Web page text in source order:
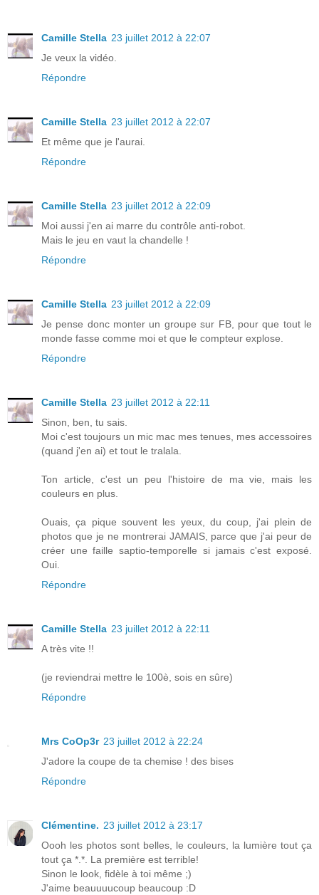
Camille Stella 23 juillet 2012 à 22:07
Je veux la vidéo.
Répondre
Camille Stella 23 juillet 2012 à 22:07
Et même que je l'aurai.
Répondre
Camille Stella 23 juillet 2012 à 22:09
Moi aussi j'en ai marre du contrôle anti-robot.
Mais le jeu en vaut la chandelle !
Répondre
Camille Stella 23 juillet 2012 à 22:09
Je pense donc monter un groupe sur FB, pour que tout le
monde fasse comme moi et que le compteur explose.
Répondre
Camille Stella 23 juillet 2012 à 22:11
Sinon, ben, tu sais.
Moi c'est toujours un mic mac mes tenues, mes accessoires
(quand j'en ai) et tout le tralala.
Ton article, c'est un peu l'histoire de ma vie, mais les
couleurs en plus.
Ouais, ça pique souvent les yeux, du coup, j'ai plein de
photos que je ne montrerai JAMAIS, parce que j'ai peur de
créer une faille saptio-temporelle si jamais c'est exposé.
Oui.
Répondre
Camille Stella 23 juillet 2012 à 22:11
A très vite !!
(je reviendrai mettre le 100è, sois en sûre)
Répondre
Mrs CoOp3r 23 juillet 2012 à 22:24
J'adore la coupe de ta chemise ! des bises
Répondre
Clémentine. 23 juillet 2012 à 23:17
Oooh les photos sont belles, le couleurs, la lumière tout ça
tout ça *.*. La première est terrible!
Sinon le look, fidèle à toi même ;)
J'aime beauuuucoup beaucoup :D